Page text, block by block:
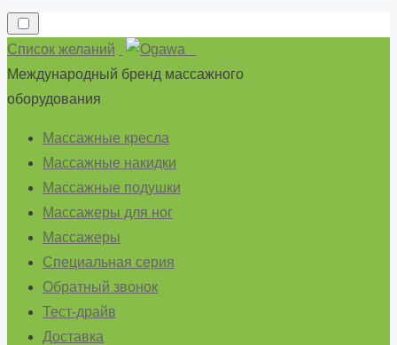
Список желаний
Международный бренд массажного
оборудования
Массажные кресла
Массажные накидки
Массажные подушки
Массажеры для ног
Массажеры
Специальная серия
Обратный звонок
Тест-драйв
Доставка